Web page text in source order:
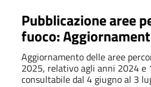
Pubblicazione aree
fuoco:
Aggiornamento delle aree
2025, relativo agli anni 2024 e
consultabile dal 4 giugno al 3